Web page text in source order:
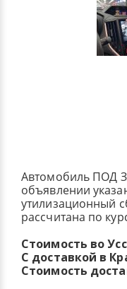
Автомобиль ПОД
объявлении
утилизационный
рассчитана по
Стоимость во
С доставкой в
Стоимость